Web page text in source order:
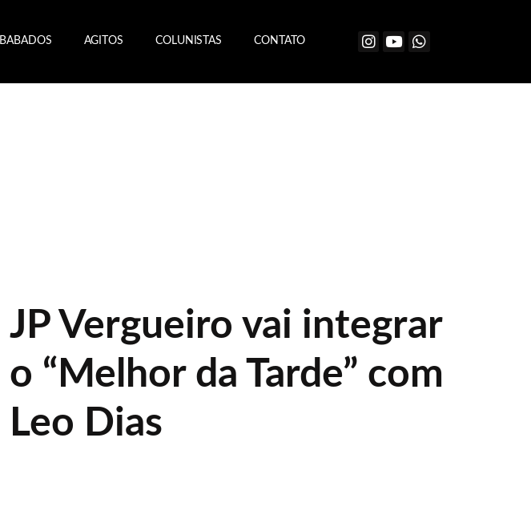
BABADOS AGITOS COLUNISTAS CONTATO
JP Vergueiro vai integrar
o “Melhor da Tarde” com
Leo Dias